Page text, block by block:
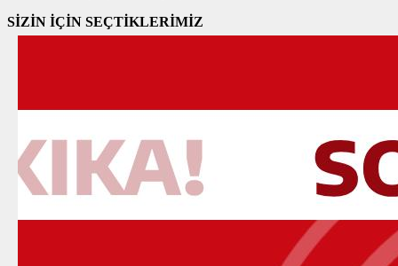
SİZİN İÇİN SEÇTİKLERİMİZ